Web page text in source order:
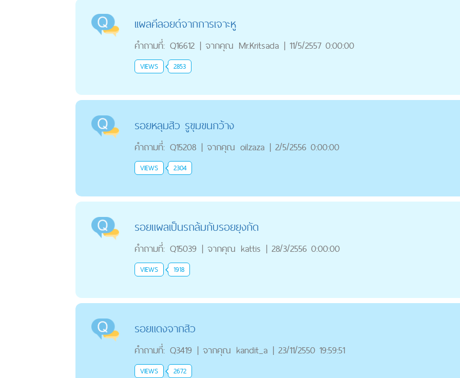
เเผลคีลอยด์จากการเจาะหู
คำถามที่: Q16612 | จากคุณ Mr.Kritsada | 11/5/2557 0:00:00
VIEWS 2853
รอยหลุมสิว รูขุมขนกว้าง
คำถามที่: Q15208 | จากคุณ oilzaza | 2/5/2556 0:00:00
VIEWS 2304
รอยแผลเป็นรถล้มกับรอยยุงกัด
คำถามที่: Q15039 | จากคุณ kattis | 28/3/2556 0:00:00
VIEWS 1918
รอยแดงจากสิว
คำถามที่: Q3419 | จากคุณ kandit_a | 23/11/2550 19:59:51
VIEWS 2672